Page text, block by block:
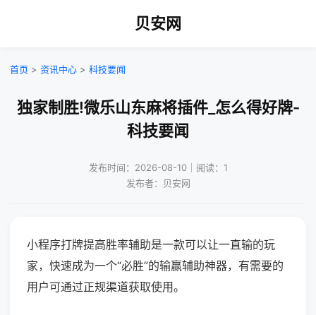
贝安网
首页 > 资讯中心 > 科技要闻
独家制胜!微乐山东麻将插件_怎么得好牌-
科技要闻
发布时间：2026-08-10｜阅读：1
发布者：贝安网
小程序打牌提高胜率辅助是一款可以让一直输的玩
家，快速成为一个“必胜”的输赢辅助神器，有需要的
用户可通过正规渠道获取使用。